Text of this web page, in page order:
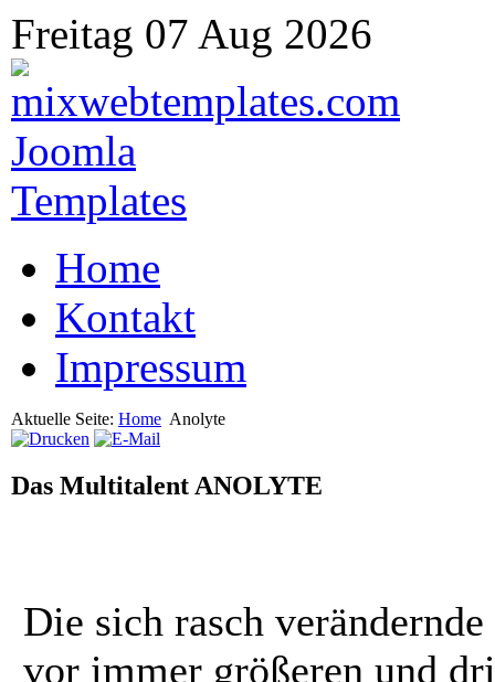
Freitag 07 Aug 2026
Home
Kontakt
Impressum
Aktuelle Seite: Home Anolyte
Das Multitalent ANOLYTE
Die sich rasch
vor immer größeren und